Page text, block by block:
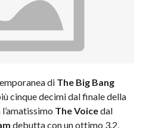
di The Big Bang
cinque decimi dal finale della
The Voicedal
debutta con un ottimo 3.2,